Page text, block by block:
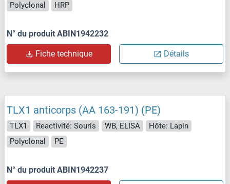
Polyclonal
HRP
N° du produit ABIN1942232
Fiche technique Détails
TLX1 anticorps (AA 163-191) (PE)
TLX1 Reactivité: Souris WB, ELISA
Hôte: Lapin
Polyclonal
PE
N° du produit ABIN1942237